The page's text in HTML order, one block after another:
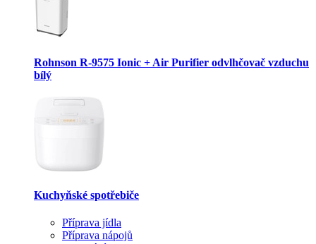
Rohnson R-9575 Ionic + Air Purifier odvlhčovač vzduchu
bílý
Kuchyňské spotřebiče
Příprava jídla
Příprava nápojů